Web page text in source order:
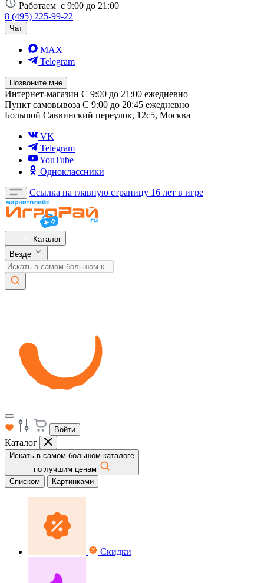
Работаем с 9:00 до 21:00
8 (495) 225-99-22
Чат
MAX
Telegram
Позвоните мне
Интернет-магазин С 9:00 до 21:00 ежедневно
Пункт самовывоза С 9:00 до 20:45 ежедневно
Большой Саввинский переулок, 12с5, Москва
VK
Telegram
YouTube
Одноклассники
Ссылка на главную страницу 16 лет в игре
Каталог
Везде
Войти
Каталог
Искать в самом большом каталоге
по лучшим ценам
Списком
Картинками
Скидки